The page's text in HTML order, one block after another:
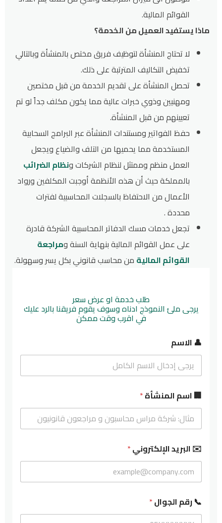
القوائم المالية.
ماذا يستفيد العميل من الخدمة؟
لا تحتاج المنشأة لتوظيف فريق مختص بالمنشأة وبالتالي
تخفيض التكاليف المترتبة على ذلك.
تحصل المنشأة على تقديم الخدمة من قبل مختصين
ومهنيين وذوي خبرات عالية مما يكون مكلف جداً لو تم
تعيينهم من قبل المنشأة.
حفظ الفواتير ومستندات المنشأة عبر البرامج السحابية
المستخدمة مما يحميها من التلف والضياع ويجعل
العمل منظم وممتثل لنظام الشركات ونظام الضرائب
بالمملكة حيث أن هذه الأنظمة أوجبت المكلفين ورواد
الأعمال من الاحتفاظ بالسجلات المحاسبية لفترات
محددة .
تجعل خدمات مسك الدفاتر المحاسبية الشركة قادرة
على عمل القوائم المالية بنهاية السنة ومراجعة
القوائم المالية من محاسب قانوني بكل يسر وسهولة.
طلب خدمة او عرض سعر
يرجى ملئ النموذج ادناه وسوف يقوم فريقنا بالرد عليك
في اقرب وقت ممكن
👤 الاسم
🏢 اسم المنشأة*
ن
و
ا
س
م
✉️ البريد الإلكتروني*
📞 رقم الجوال*